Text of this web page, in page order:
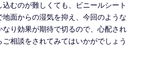
込むのが難しくても、ビニールシート
地面からの湿気を抑え、今回のような
なり効果が期待で切るので、心配され
相談をされてみてはいかがでしょう